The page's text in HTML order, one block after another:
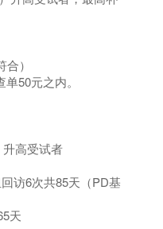
）
50元之内。
升高受试者
访6次共85天（PD基
天